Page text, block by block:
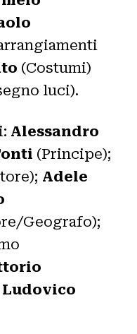
(Costumi)
luci).
Alessandro
(Principe);
Adele
Geografo);
Ludovico